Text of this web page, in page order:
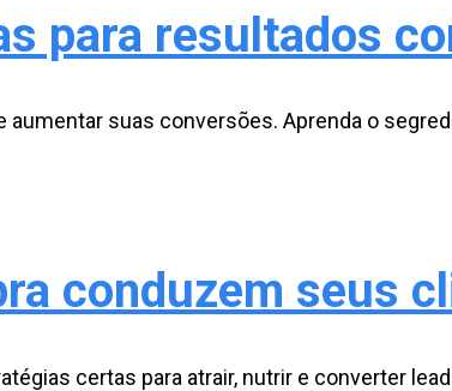
para resultados
suas conversões. Aprenda o
conduzem seus
certas para atrair, nutrir e converter